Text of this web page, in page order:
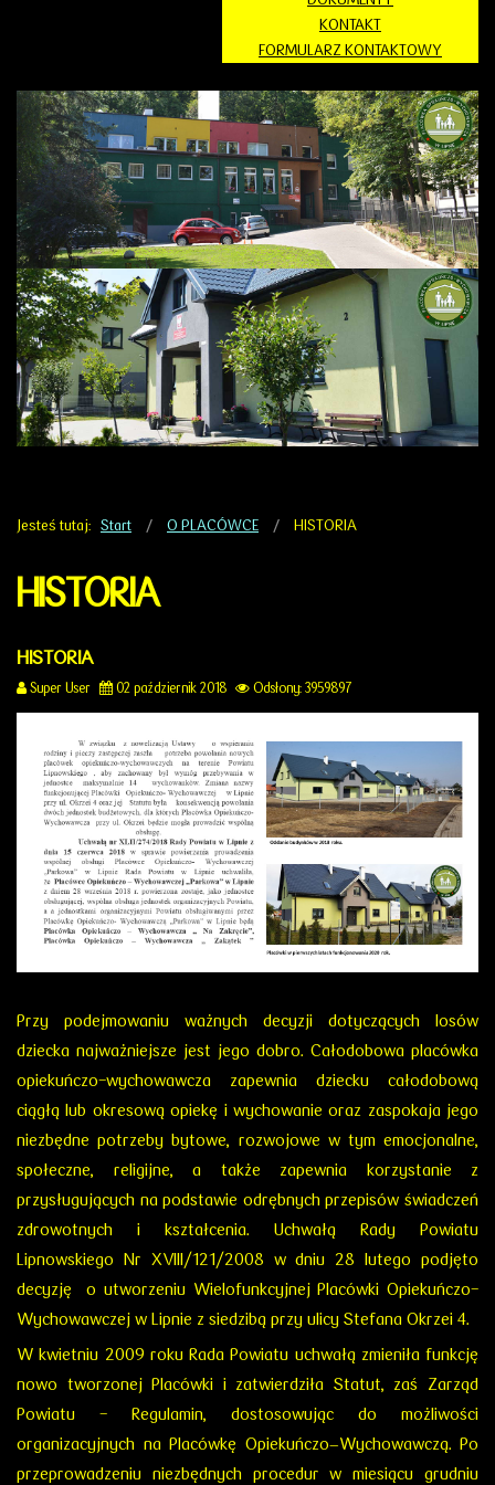
KONTAKT
FORMULARZ KONTAKTOWY
Jesteś tutaj: Start O PLACÓWCE HISTORIA
HISTORIA
HISTORIA
Super User 02 październik 2018 Odsłony: 3959897
Przy podejmowaniu ważnych decyzji dotyczących losów
dziecka najważniejsze jest jego dobro. Całodobowa placówka
opiekuńczo-wychowawcza zapewnia dziecku całodobową
ciągłą lub okresową opiekę i wychowanie oraz zaspokaja jego
niezbędne potrzeby bytowe, rozwojowe w tym emocjonalne,
społeczne, religijne, a także zapewnia korzystanie z
przysługujących na podstawie odrębnych przepisów świadczeń
zdrowotnych i kształcenia. Uchwałą Rady Powiatu
Lipnowskiego Nr XVIII/121/2008 w dniu 28 lutego podjęto
decyzję o utworzeniu Wielofunkcyjnej Placówki Opiekuńczo-
Wychowawczej w Lipnie z siedzibą przy ulicy Stefana Okrzei 4.
W kwietniu 2009 roku Rada Powiatu uchwałą zmieniła funkcję
nowo tworzonej Placówki i zatwierdziła Statut, zaś Zarząd
Powiatu - Regulamin, dostosowując do możliwości
organizacyjnych na Placówkę Opiekuńczo–Wychowawczą. Po
przeprowadzeniu niezbędnych procedur w miesiącu grudniu